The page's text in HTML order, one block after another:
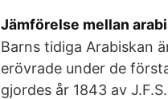
Jämförelse mellan
Barns tidiga Arabiskan
erövrade under de
gjordes år 1843 av